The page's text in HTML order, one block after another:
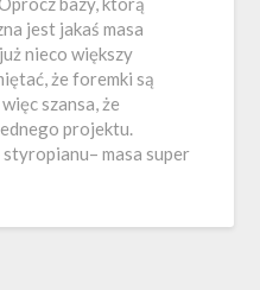
jest jakaś masa
nieco większy
że foremki są
szansa, że
projektu.
masa super